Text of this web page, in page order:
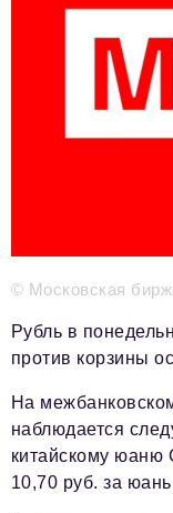
Отдел рекламы
reklama@business-
Отдел
© Московская
Рубль в
против корзины
На
наблюдается
китайскому юаню
10,70 руб. за